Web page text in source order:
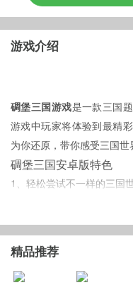
游戏介绍
碉堡三国游戏是一款三国
游戏中玩家将体验到最精
为你还原，带你感受三国世
碉堡三国安卓版特色
1、轻松尝试不一样的三国
2、风云再起，激情的竞技
碉堡三国手机版亮点
精品推荐